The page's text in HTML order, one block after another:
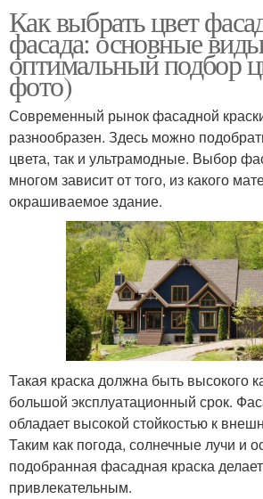
Как выбрать цвет
фасада: основные
оптимальный подбор
фото)
Современный рынок фасадной
разнообразен. Здесь можно
цвета, так и ультрамодные. Выбор
многом зависит от того, из какого
окрашиваемое здание.
Такая краска должна быть высокого
большой эксплуатационный срок.
обладает высокой стойкостью к
Таким как погода, солнечные лучи и
подобранная фасадная краска
привлекательным.